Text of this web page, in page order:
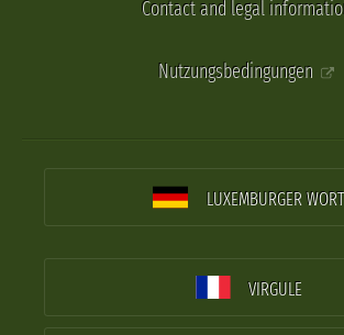
Contact and legal
Nutzungsbedingungen
LUXEMBURGER WORT
VIRGULE